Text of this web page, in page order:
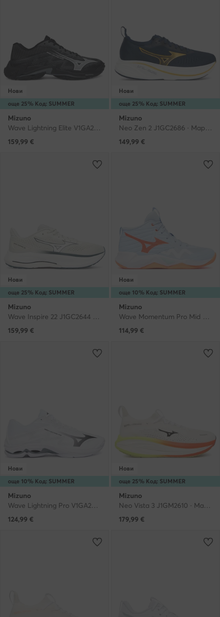
още 25% Код: SUMMER
Нови
Mizuno
Wave Lightning Elite V1GA2600 · Обувки за зала
159,99 €
още 25% Код: SUMMER
Нови
Mizuno
Neo Zen 2 J1GC2686 · Маратонки за бягане
149,99 €
още 25% Код: SUMMER
Нови
Mizuno
Wave Inspire 22 J1GC2644 · Маратонки за бягане
159,99 €
още 10% Код: SUMMER
Нови
Mizuno
Wave Momentum Pro Mid V1GC2545 · Обувки за зала
114,99 €
още 10% Код: SUMMER
Нови
Mizuno
Wave Lightning Pro V1GA2660 · Обувки за зала
124,99 €
още 25% Код: SUMMER
Нови
Mizuno
Neo Vista 3 J1GM2610 · Маратонки за бягане
179,99 €